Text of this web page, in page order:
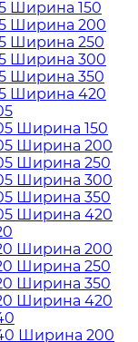
Ширина 150
Ширина 200
Ширина 250
Ширина 300
Ширина 350
Ширина 420
Ширина 150
Ширина 200
Ширина 250
Ширина 300
Ширина 350
Ширина 420
Ширина 200
Ширина 250
Ширина 350
Ширина 420
Ширина 200